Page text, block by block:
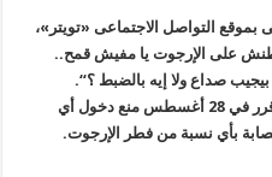
التواصل الاجتماعى «تويتر»،
على الإرجوت يا مفيش قمح..
صداع ولا إيه بالضبط ؟“.
وكان الدكتور عصام فايد وزير الزراعة قرر في 28 أغسطس منع دخول أي
بأي نسبة من فطر الإرجوت.